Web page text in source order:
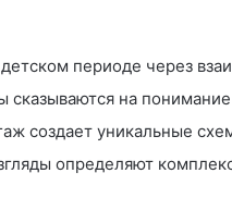
периоде через
сказываются на
создает уникальные
определяют